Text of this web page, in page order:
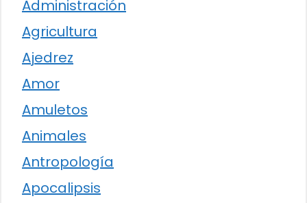
Administración
Agricultura
Ajedrez
Amor
Amuletos
Animales
Antropología
Apocalipsis